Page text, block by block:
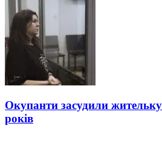
Окупанти засудили
років